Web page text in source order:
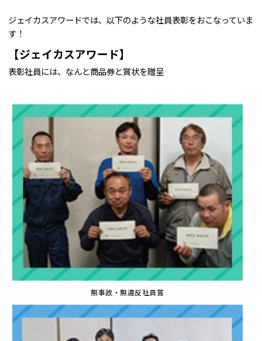
ジェイカスアワードでは、以下のような社員表彰をおこなっていま
す！
【ジェイカスアワード】
表彰社員には、なんと商品券と賞状を贈呈
無事故・無違反社員賞